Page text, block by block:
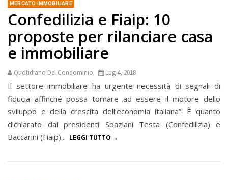
MERCATO IMMOBILIARE
Confedilizia e Fiaip: 10
proposte per rilanciare casa
e immobiliare
Quotidiano Del Condominio Lug 4, 2018
Il settore immobiliare ha urgente necessità di segnali di
fiducia affinché possa tornare ad essere il motore dello
sviluppo e della crescita dell’economia italiana”. È quanto
dichiarato dai presidenti Spaziani Testa (Confedilizia) e
Baccarini (Fiaip)... LEGGI TUTTO